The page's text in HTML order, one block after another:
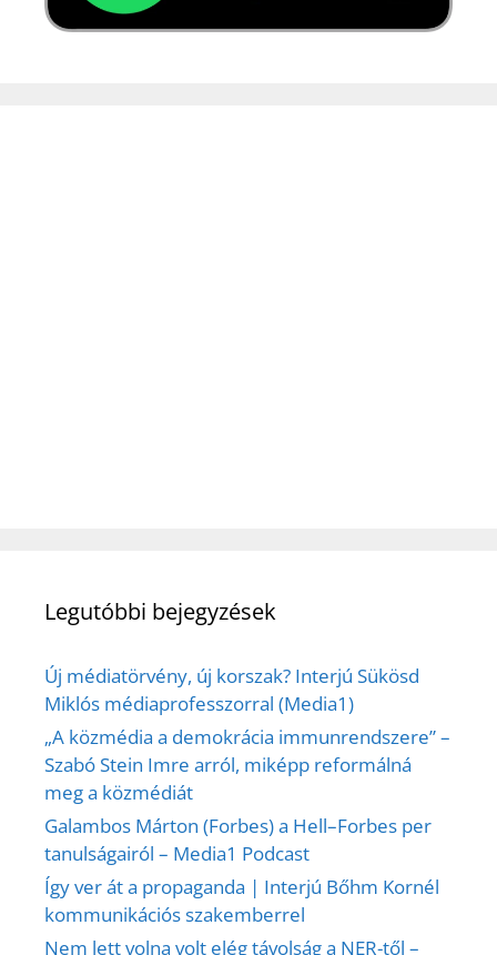
Legutóbbi bejegyzések
Új médiatörvény, új korszak? Interjú Sükösd
Miklós médiaprofesszorral (Media1)
„A közmédia a demokrácia immunrendszere” –
Szabó Stein Imre arról, miképp reformálná
meg a közmédiát
Galambos Márton (Forbes) a Hell–Forbes per
tanulságairól – Media1 Podcast
Így ver át a propaganda | Interjú Bőhm Kornél
kommunikációs szakemberrel
Nem lett volna volt elég távolság a NER-től –